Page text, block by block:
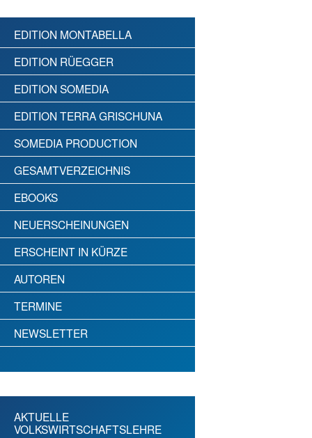
EDITION MONTABELLA
EDITION RÜEGGER
EDITION SOMEDIA
EDITION TERRA GRISCHUNA
SOMEDIA PRODUCTION
GESAMTVERZEICHNIS
EBOOKS
NEUERSCHEINUNGEN
ERSCHEINT IN KÜRZE
AUTOREN
TERMINE
NEWSLETTER
AKTUELLE
VOLKSWIRTSCHAFTSLEHRE